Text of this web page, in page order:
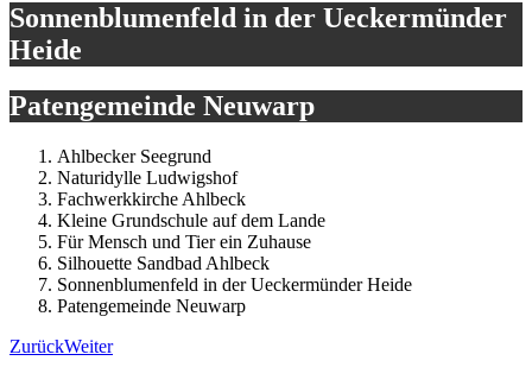
Sonnenblumenfeld in der Ueckermünder
Heide
Patengemeinde Neuwarp
Ahlbecker Seegrund
Naturidylle Ludwigshof
Fachwerkkirche Ahlbeck
Kleine Grundschule auf dem Lande
Für Mensch und Tier ein Zuhause
Silhouette Sandbad Ahlbeck
Sonnenblumenfeld in der Ueckermünder Heide
Patengemeinde Neuwarp
ZurückWeiter